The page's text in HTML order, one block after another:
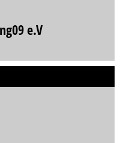
e.V